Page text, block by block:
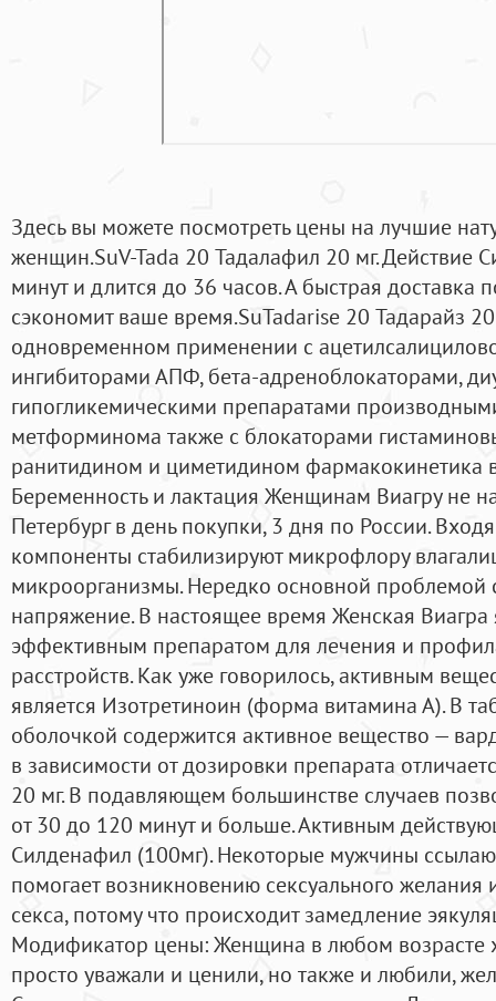
Здесь вы можете посмотреть цены на лучшие
женщин.SuV-Tada 20 Тадалафил 20 мг. Действие
минут и длится до 36 часов. А быстрая доставка
сэкономит ваше время.SuTadarise 20 Тадарайз
одновременном применении с
ингибиторами АПФ, бета-адреноблокаторами,
гипогликемическими препаратами
метформинома также с блокаторами
ранитидином и циметидином фармакокинетика
Беременность и лактация Женщинам Виагру не
Петербург в день покупки, 3 дня по России.
компоненты стабилизируют микрофлору
микроорганизмы. Нередко основной проблемой
напряжение. В настоящее время Женская Виагра
эффективным препаратом для лечения и
расстройств. Как уже говорилось, активным
является Изотретиноин (форма витамина А). В
оболочкой содержится активное вещество —
в зависимости от дозировки препарата
20 мг. В подавляющем большинстве случаев
от 30 до 120 минут и больше. Активным
Силденафил (100мг). Некоторые мужчины
помогает возникновению сексуального желания
секса, потому что происходит замедление
Модификатор цены: Женщина в любом возрасте
просто уважали и ценили, но также и любили,